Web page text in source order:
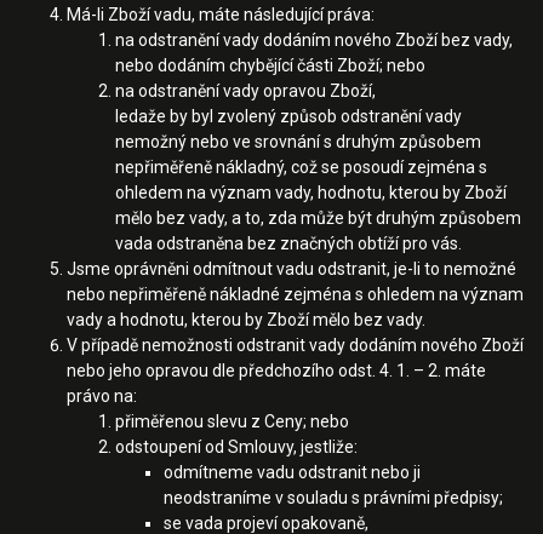
Má-li Zboží vadu, máte následující práva:
na odstranění vady dodáním nového Zboží bez vady,
nebo dodáním chybějící části Zboží; nebo
na odstranění vady opravou Zboží,
ledaže by byl zvolený způsob odstranění vady
nemožný nebo ve srovnání s druhým způsobem
nepřiměřeně nákladný, což se posoudí zejména s
ohledem na význam vady, hodnotu, kterou by Zboží
mělo bez vady, a to, zda může být druhým způsobem
vada odstraněna bez značných obtíží pro vás.
Jsme oprávněni odmítnout vadu odstranit, je-li to nemožné
nebo nepřiměřeně nákladné zejména s ohledem na význam
vady a hodnotu, kterou by Zboží mělo bez vady.
V případě nemožnosti odstranit vady dodáním nového Zboží
nebo jeho opravou dle předchozího odst. 4. 1. – 2. máte
právo na:
přiměřenou slevu z Ceny; nebo
odstoupení od Smlouvy, jestliže:
odmítneme vadu odstranit nebo ji
neodstraníme v souladu s právními předpisy;
se vada projeví opakovaně,